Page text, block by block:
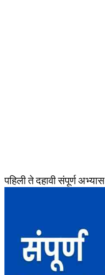
पहिली ते दहावी संपूर्ण अभ्यास